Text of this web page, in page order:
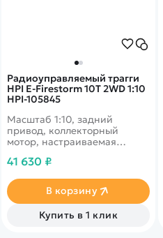
Радиоуправляемый трагги
HPI E-Firestorm 10T 2WD 1:10
HPI-105845
Масштаб 1:10, задний
привод, коллекторный
мотор, настраиваемая
прочное композитное шасси,
41 630 ₽
В корзину
Купить в 1 клик